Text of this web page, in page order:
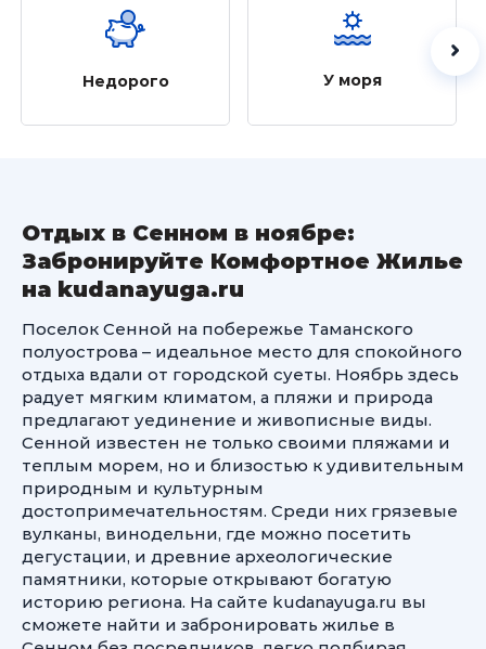
Недорого У моря
Отдых в Сенном в ноябре:
Забронируйте Комфортное Жилье
на kudanayuga.ru
Поселок Сенной на побережье Таманского
полуострова – идеальное место для спокойного
отдыха вдали от городской суеты. Ноябрь здесь
радует мягким климатом, а пляжи и природа
предлагают уединение и живописные виды.
Сенной известен не только своими пляжами и
теплым морем, но и близостью к удивительным
природным и культурным
достопримечательностям. Среди них грязевые
вулканы, винодельни, где можно посетить
дегустации, и древние археологические
памятники, которые открывают богатую
историю региона. На сайте kudanayuga.ru вы
сможете найти и забронировать жилье в